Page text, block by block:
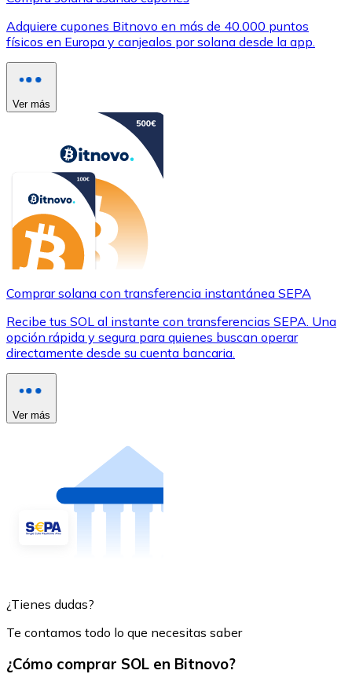
Adquiere cupones Bitnovo en más de 40.000 puntos
físicos en Europa y canjealos por solana desde la app.
Ver más
Comprar solana con transferencia instantánea SEPA
Recibe tus SOL al instante con transferencias SEPA. Una
opción rápida y segura para quienes buscan operar
directamente desde su cuenta bancaria.
Ver más
¿Tienes dudas?
Te contamos todo lo que necesitas saber
¿Cómo comprar SOL en Bitnovo?